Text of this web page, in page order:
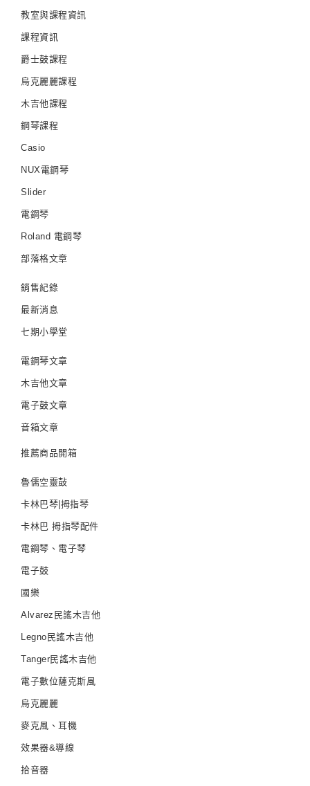
教室與課程資訊
課程資訊
爵士鼓課程
烏克麗麗課程
木吉他課程
鋼琴課程
Casio
NUX電鋼琴
Slider
電鋼琴
Roland 電鋼琴
部落格文章
銷售紀錄
最新消息
七期小學堂
電鋼琴文章
木吉他文章
電子鼓文章
音箱文章
推薦商品開箱
魯儒空靈鼔
卡林巴琴|拇指琴
卡林巴 拇指琴配件
電鋼琴、電子琴
電子鼓
國樂
Alvarez民謠木吉他
Legno民謠木吉他
Tanger民謠木吉他
電子數位薩克斯風
烏克麗麗
麥克風、耳機
效果器&導線
拾音器